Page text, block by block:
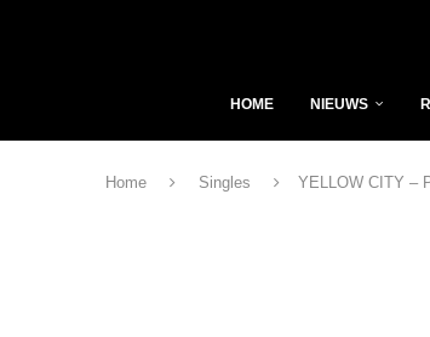
HOME NIEUWS
Home Singles YELLOW CITY –